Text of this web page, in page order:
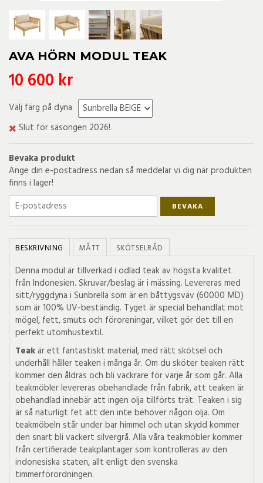
AVA HÖRN MODUL TEAK
10 600 kr
Välj färg på dyna
Slut för säsongen 2026!
Bevaka produkt
Ange din e-postadress nedan så meddelar vi dig när produkten
finns i lager!
BEVAKA
BESKRIVNING MÅTT SKÖTSELRÅD
Denna modul är tillverkad i odlad teak av högsta kvalitet
från Indonesien. Skruvar/beslag är i mässing. Levereras med
sitt/ryggdyna i Sunbrella som är en båttygsväv (60000 MD)
som är 100% UV-beständig. Tyget är special behandlat mot
mögel, fett, smuts och föroreningar, vilket gör det till en
perfekt utomhustextil.
Teakär ett fantastiskt material, med rätt skötsel och
underhåll håller teaken i många år. Om du sköter teaken rätt
kommer den åldras och bli vackrare för varje år som går. Alla
teakmöbler levereras obehandlade från fabrik, att teaken är
obehandlad innebär att ingen olja tillförts trät. Teaken i sig
är så naturligt fet att den inte behöver någon olja. Om
teakmöbeln står under bar himmel och utan skydd kommer
den snart bli vackert silvergrå. Alla våra teakmöbler kommer
från certifierade teakplantager som kontrolleras av den
indonesiska staten, allt enligt den svenska
timmerförordningen.